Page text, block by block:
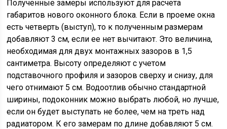
Полученные замеры используют для расчета
габаритов нового оконного блока. Если в проеме окна
есть четверть (выступ), то к полученным размерам
добавляют 3 см, если ее нет вычитают. Это величина,
необходимая для двух монтажных зазоров в 1,5
сантиметра. Высоту определяют с учетом
подставочного профиля и зазоров сверху и снизу, для
чего отнимают 5 см. Водоотлив обычно стандартной
ширины, подоконник можно выбрать любой, но лучше,
если он будет выступать не более, чем на треть над
радиатором. К его замерам по длине добавляют 5 см.